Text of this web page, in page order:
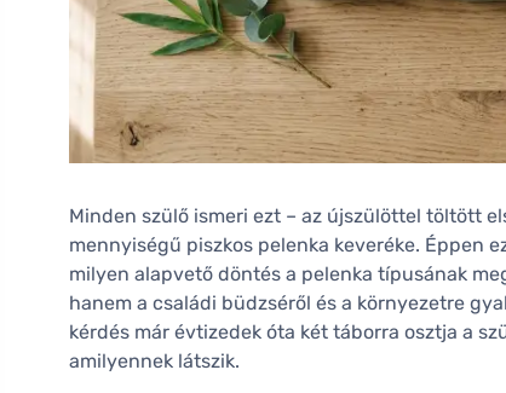
Minden szülő ismeri ezt – az újszülöttel töltött
mennyiségű piszkos pelenka keveréke. Éppen
milyen alapvető döntés a pelenka típusának
hanem a családi büdzséről és a környezetre
kérdés már évtizedek óta két táborra osztja a
amilyennek látszik.